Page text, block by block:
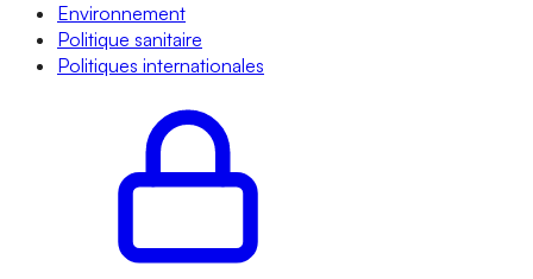
Environnement
Politique sanitaire
Politiques internationales